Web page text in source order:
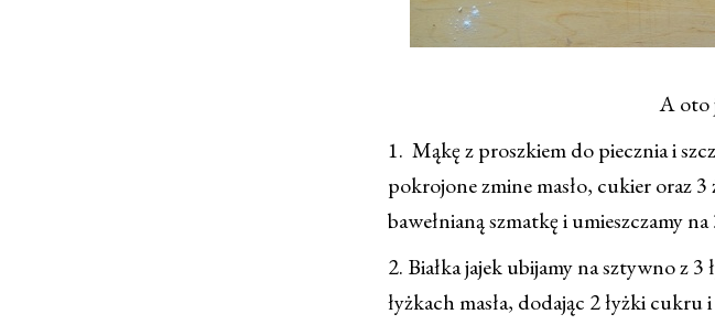
A oto
1. Mąkę z proszkiem do piecznia i
pokrojone zmine masło, cukier oraz
bawełnianą szmatkę i umieszczamy
2. Białka jajek ubijamy na sztywno z
łyżkach masła, dodając 2 łyżki